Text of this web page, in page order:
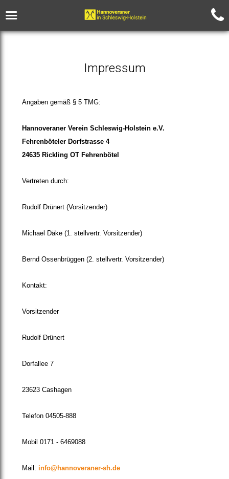
Impressum
Angaben gemäß § 5 TMG:
Hannoveraner Verein Schleswig-Holstein e.V.
Fehrenböteler Dorfstrasse 4
24635 Rickling OT Fehrenbötel
Vertreten durch:
Rudolf Drünert (Vorsitzender)
Michael Däke (1. stellvertr. Vorsitzender)
Bernd Ossenbrüggen (2. stellvertr. Vorsitzender)
Kontakt:
Vorsitzender
Rudolf Drünert
Dorfallee 7
23623 Cashagen
Telefon 04505-888
Mobil 0171 - 6469088
Mail: info@hannoveraner-sh.de